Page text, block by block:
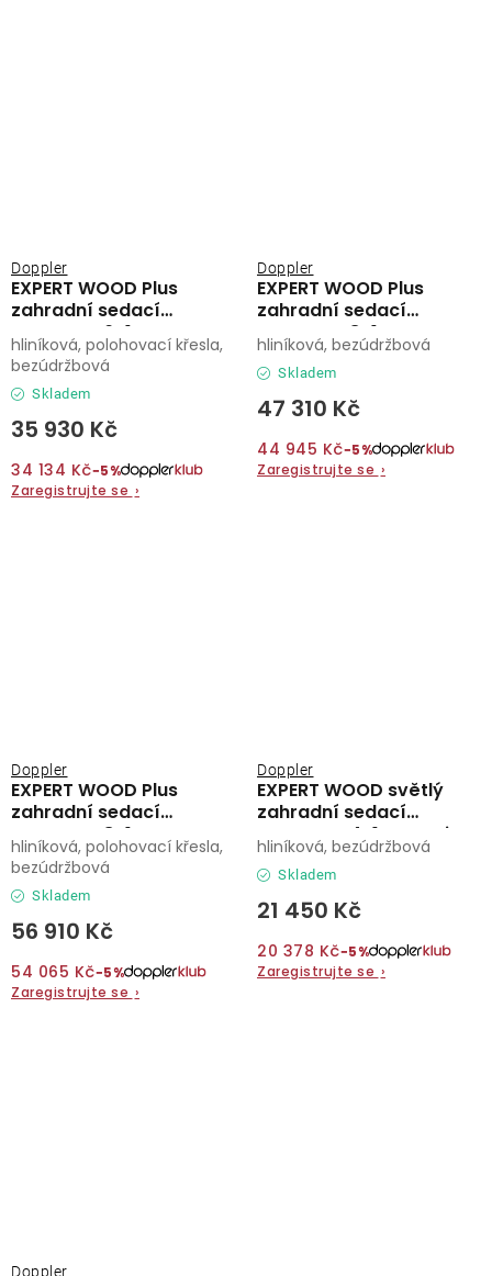
EXPERT WOOD Plus
zahradní sedací
souprava 6+1
Doppler
Skladem
35 930 Kč
34 134 Kč−5%
Zaregistrujte se ›
hliníková, polohovací křesla,
bezúdržbová
EXPERT WOOD Plus
zahradní sedací
souprava 8+1
Doppler
Skladem
47 310 Kč
44 945 Kč−5%
Zaregistrujte se ›
hliníková, bezúdržbová
EXPERT WOOD Plus
zahradní sedací
souprava 8+1
Doppler
Skladem
56 910 Kč
54 065 Kč−5%
Zaregistrujte se ›
hliníková, polohovací křesla,
bezúdržbová
EXPERT WOOD světlý
zahradní sedací
souprava 4+1 antracit
Doppler
Skladem
21 450 Kč
20 378 Kč−5%
Zaregistrujte se ›
hliníková, bezúdržbová
Doppler